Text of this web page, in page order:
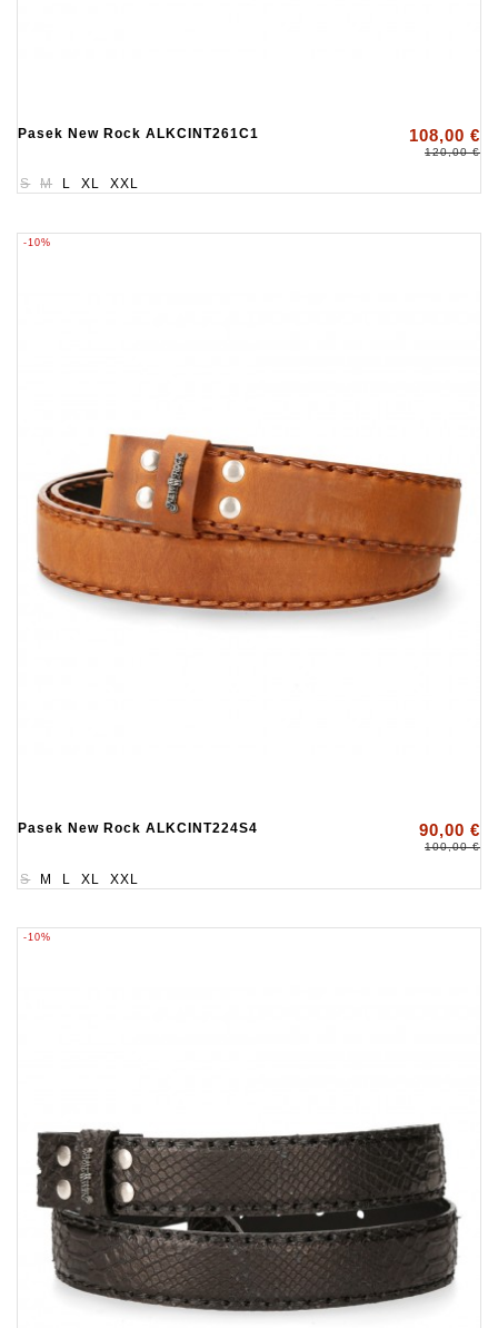
Pasek New Rock ALKCINT261C1 108,00 €
120,00 €
S M L XL XXL
-10%
Pasek New Rock ALKCINT224S4 90,00 €
100,00 €
S M L XL XXL
-10%